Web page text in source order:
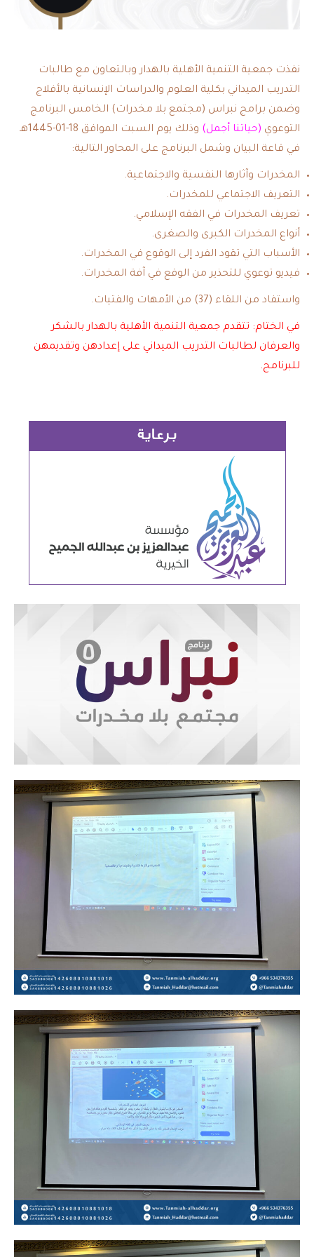
نفذت جمعية التنمية الأهلية بالهدار وبالتعاون مع طالبات
التدريب الميداني بكلية العلوم والدراسات الإنسانية بالأفلاج
وضمن برامج نبراس (مجتمع بلا مخدرات) الخامس البرنامج
التوعوي (حياتنا أجمل)
وذلك يوم السبت الموافق 18-01-1445هـ
في قاعة البيان وشمل البرنامج على المحاور التالية:
المخدرات وآثارها النفسية والاجتماعية.
التعريف الاجتماعي للمخدرات.
تعريف المخدرات في الفقه الإسلامي.
أنواع المخدرات الكبرى والصغرى.
الأسباب التي تقود الفرد إلى الوقوع في المخدرات.
فيديو توعوي للتحذير من الوقع في آفة المخدرات.
واستفاد من اللقاء (37) من الأمهات والفتيات.
في الختام: تتقدم جمعية التنمية الأهلية بالهدار بالشكر
والعرفان لطالبات التدريب الميداني على إعدادهن وتقديمهن
للبرنامج.